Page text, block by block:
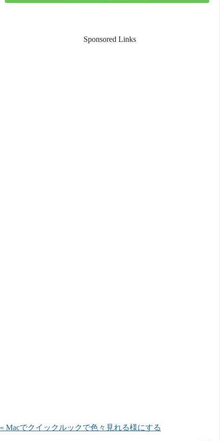
Sponsored Links
« Macでクイックルックで色々見れる様にする